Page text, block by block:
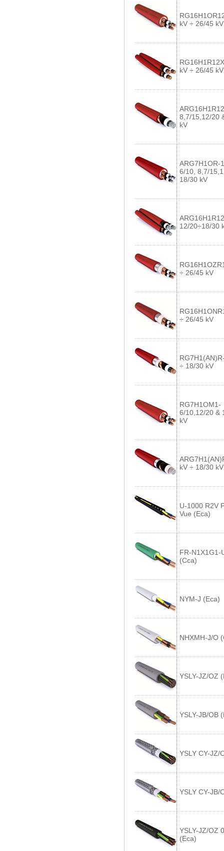
kV ÷ 26/45 kV
kV ÷ 26/45 kV
8,7/15,12/20
kV
ARG7H1OR-
6/10, 8,7/
18/30 kV
12/20÷18/30
÷ 26/45 kV
÷ 26/45 kV
÷ 18/30 kV
RG7H1OM1-
6/10,12/20 &
kV
kV ÷ 18/30 kV
U-1000 R2V
Vue (Eca)
FR-N1X1G1-
(Cca)
NYM-J (Eca)
NHXMH-J/O
YSLY-JZ/OZ
YSLY-JB/OB
YSLY CY-JZ/
YSLY CY-JB/
YSLY-JZ/OZ
(Eca)